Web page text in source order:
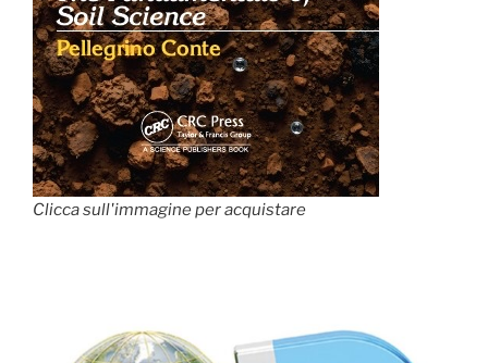
Clicca sull'immagine per acquistare